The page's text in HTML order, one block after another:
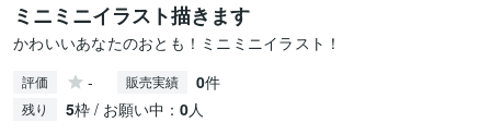
ミニミニイラスト描きます
かわいいあなたのおとも！ミニミニイラスト！
評価 - 販売実績 0件
残り 5枠 / お願い中： 0人